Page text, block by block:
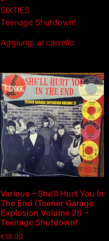
SIXTIES
Teenage Shutdown!
Aggiungi al carrello
Various – She’ll Hurt You In
The End (Teener Garage
Explosion Volume 2!) –
Teenage Shutdown!
€18.00